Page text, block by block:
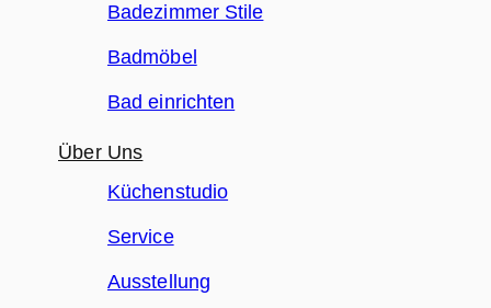
Badezimmer Stile
Badmöbel
Bad einrichten
Über Uns
Küchenstudio
Service
Ausstellung